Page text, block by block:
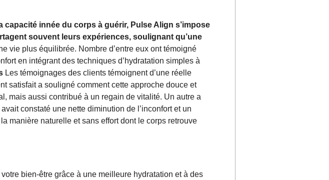
capacité innée du corps à guérir, Pulse Align s’impose
souvent leurs expériences, soulignant qu’une
vie plus équilibrée. Nombre d’entre eux ont témoigné
en intégrant des techniques d’hydratation simples à
Les témoignages des clients témoignent d’une réelle
satisfait a souligné comment cette approche douce et
mais aussi contribué à un regain de vitalité. Un autre a
constaté une nette diminution de l’inconfort et un
manière naturelle et sans effort dont le corps retrouve
bien-être grâce à une meilleure hydratation et à des